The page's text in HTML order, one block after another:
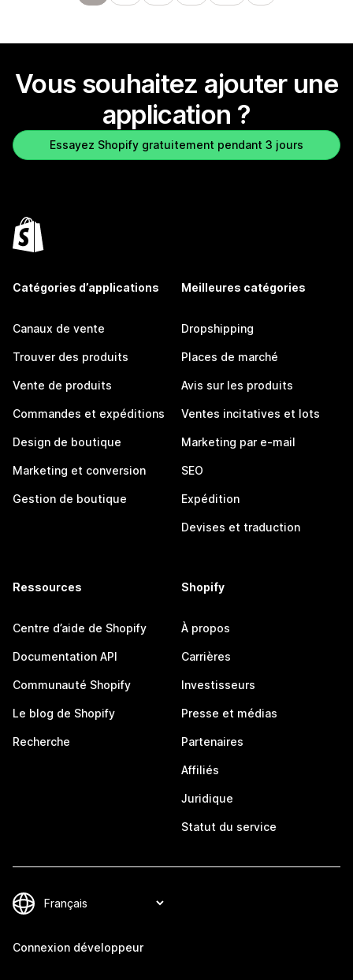
Vous souhaitez ajouter une
application ?
Essayez Shopify gratuitement pendant 3 jours
Catégories d’applications
Canaux de vente
Trouver des produits
Vente de produits
Commandes et expéditions
Design de boutique
Marketing et conversion
Gestion de boutique
Meilleures catégories
Dropshipping
Places de marché
Avis sur les produits
Ventes incitatives et lots
Marketing par e-mail
SEO
Expédition
Devises et traduction
Ressources
Centre d’aide de Shopify
Documentation API
Communauté Shopify
Le blog de Shopify
Recherche
Shopify
À propos
Carrières
Investisseurs
Presse et médias
Partenaires
Affiliés
Juridique
Statut du service
Connexion développeur